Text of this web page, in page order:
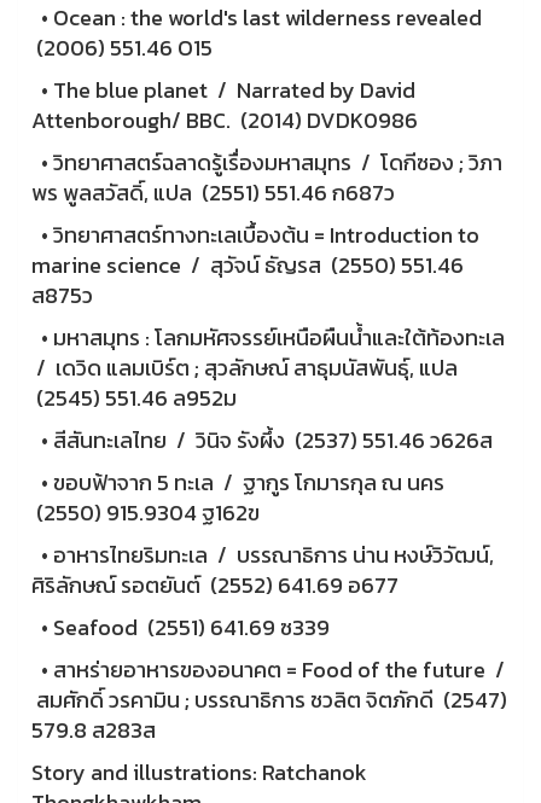
• Ocean : the world's last wilderness revealed
(2006) 551.46 O15
• The blue planet / Narrated by David
Attenborough/ BBC. (2014) DVDK0986
• วิทยาศาสตร์ฉลาดรู้เรื่องมหาสมุทร / โดกีซอง ; วิภา
พร พูลสวัสดิ์, แปล (2551) 551.46 ก687ว
• วิทยาศาสตร์ทางทะเลเบื้องต้น = Introduction to
marine science / สุวัจน์ ธัญรส (2550) 551.46
ส875ว
• มหาสมุทร : โลกมหัศจรรย์เหนือผืนน้ำและใต้ท้องทะเล
/ เดวิด แลมเบิร์ต ; สุวลักษณ์ สาธุมนัสพันธุ์, แปล
(2545) 551.46 ล952ม
• สีสันทะเลไทย / วินิจ รังผึ้ง (2537) 551.46 ว626ส
• ขอบฟ้าจาก 5 ทะเล / ฐากูร โกมารกุล ณ นคร
(2550) 915.9304 ฐ162ข
• อาหารไทยริมทะเล / บรรณาธิการ น่าน หงษ์วิวัฒน์,
ศิริลักษณ์ รอตยันต์ (2552) 641.69 อ677
• Seafood (2551) 641.69 ซ339
• สาหร่ายอาหารของอนาคต = Food of the future /
สมศักดิ์ วรคามิน ; บรรณาธิการ ชวลิต จิตภักดี (2547)
579.8 ส283ส
Story and illustrations: Ratchanok